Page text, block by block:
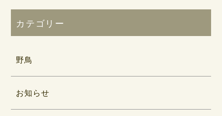
カテゴリー
野鳥
お知らせ